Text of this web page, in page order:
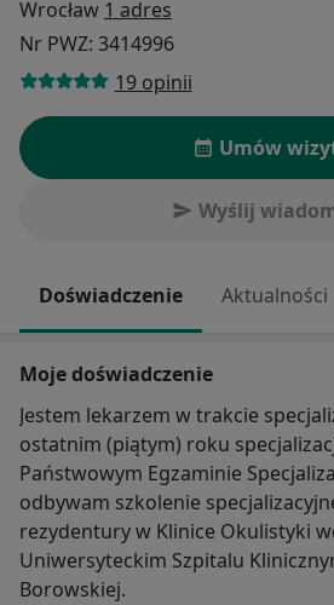
Wrocław 1 adres
Nr PWZ: 3414996
19 opinii
Umów
Wyślij
Doświadczenie Aktualności
Moje doświadczenie
Jestem lekarzem w trakcie
ostatnim (piątym) roku
Państwowym Egzaminie
odbywam szkolenie
rezydentury w Klinice Okulistyki
Uniwersyteckim Szpitalu
Borowskiej.